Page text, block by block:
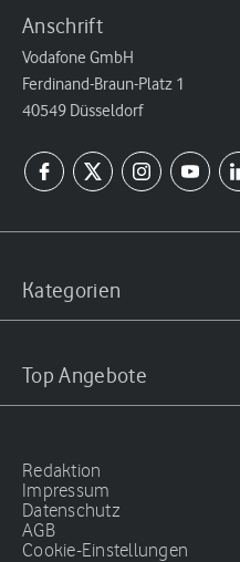
Anschrift
Vodafone GmbH
Ferdinand-Braun-Platz 1
40549 Düsseldorf
Kategorien
Top Angebote
Redaktion
Impressum
Datenschutz
AGB
Cookie-Einstellungen